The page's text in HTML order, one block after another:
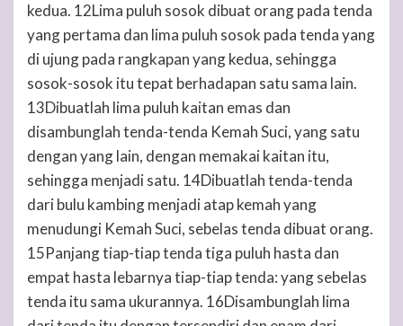
kedua. 12Lima puluh sosok dibuat orang pada tenda
yang pertama dan lima puluh sosok pada tenda yang
di ujung pada rangkapan yang kedua, sehingga
sosok-sosok itu tepat berhadapan satu sama lain.
13Dibuatlah lima puluh kaitan emas dan
disambunglah tenda-tenda Kemah Suci, yang satu
dengan yang lain, dengan memakai kaitan itu,
sehingga menjadi satu. 14Dibuatlah tenda-tenda
dari bulu kambing menjadi atap kemah yang
menudungi Kemah Suci, sebelas tenda dibuat orang.
15Panjang tiap-tiap tenda tiga puluh hasta dan
empat hasta lebarnya tiap-tiap tenda: yang sebelas
tenda itu sama ukurannya. 16Disambunglah lima